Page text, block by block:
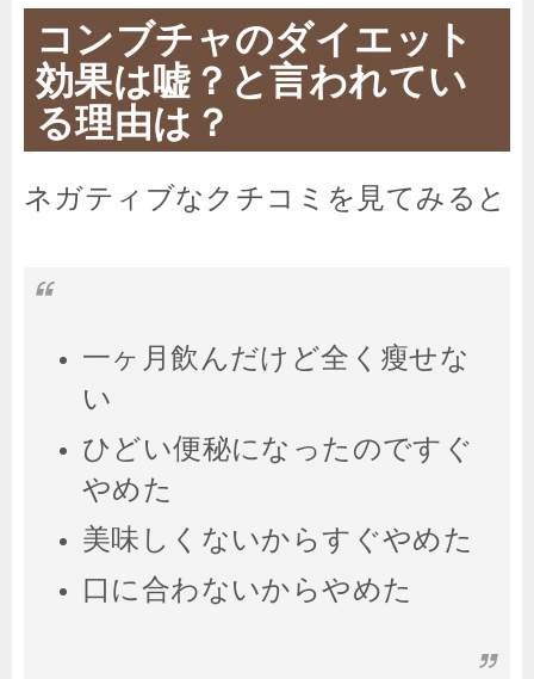
コンブチャのダイエット
効果は嘘？と言われてい
る理由は？
ネガティブなクチコミを見てみると
一ヶ月飲んだけど全く瘦せな
い
ひどい便秘になったのですぐ
やめた
美味しくないからすぐやめた
口に合わないからやめた